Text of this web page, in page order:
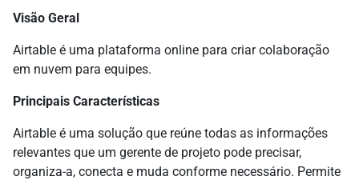
Visão Geral
Airtable é uma plataforma online para criar colaboração
em nuvem para equipes.
Principais Características
Airtable é uma solução que reúne todas as informações
relevantes que um gerente de projeto pode precisar,
organiza-a, conecta e muda conforme necessário. Permite